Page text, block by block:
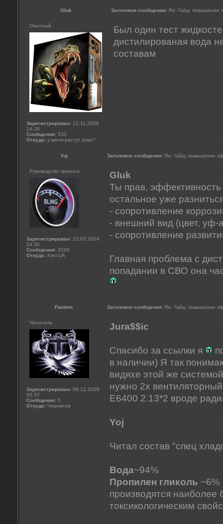
Gluk Заголовок сообщения: Re: Гайд: повышение
Опытный
Зарегистрирован: 12.11.2006
14:18
Сообщения: 532
Откуда: у меня растут руки?
Был один тест
дистилированая вода
составам
Yoj Заголовок сообщения: Re: Гайд: повышение
Руководство проекта
Зарегистрирован: 23.05.2004
14:30
Сообщения: 3100
Откуда: Kiev.UA
Gluk
Ты прав, эффективность
остальное уже
- сопротивление
- внешний вид (цвет, уф-
- сопротивление
Главная проблема с
попадании в СВО она
Fantom Заголовок сообщения: Re: Гайд: повышение
Читатель
Зарегистрирован: 08.12.2008
00:37
Сообщения: 5
Откуда: Чернигов
Jura$$ic
Спасибо за ссылки я
в наличии) Я так
видяхе этой же
нужно 2х
E6400 2.13*2 вроде
Yoj
Читал состав "спец
Вода~94%
Пропилен гликоль ~6%
производятся наиболее
токсикологическим